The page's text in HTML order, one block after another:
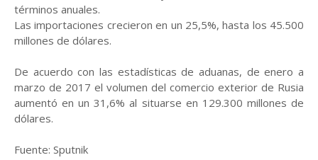
términos anuales.
Las importaciones crecieron en un 25,5%, hasta los 45.500
millones de dólares.
De acuerdo con las estadísticas de aduanas, de enero a
marzo de 2017 el volumen del comercio exterior de Rusia
aumentó en un 31,6% al situarse en 129.300 millones de
dólares.
Fuente: Sputnik